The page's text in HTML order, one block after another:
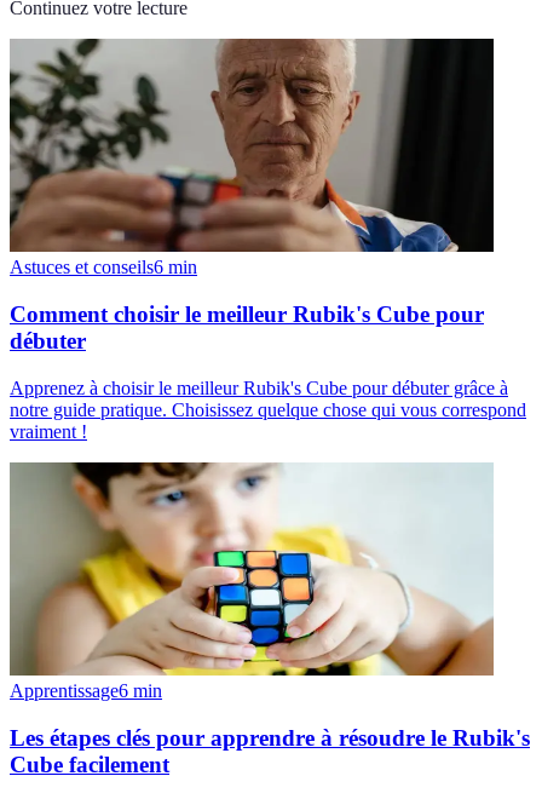
Continuez votre lecture
Astuces et conseils6 min
Comment choisir le meilleur Rubik's Cube pour
débuter
Apprenez à choisir le meilleur Rubik's Cube pour débuter grâce à
notre guide pratique. Choisissez quelque chose qui vous correspond
vraiment !
Apprentissage6 min
Les étapes clés pour apprendre à résoudre le Rubik's
Cube facilement